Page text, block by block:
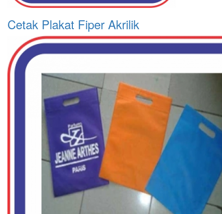
Cetak Plakat Fiper Akrilik